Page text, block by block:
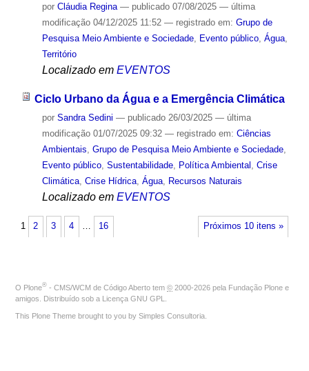
por Cláudia Regina — publicado07/08/2025 — última
modificação04/12/2025 11:52 — registrado em: Grupo de
Pesquisa Meio Ambiente e Sociedade, Evento público, Água,
Território
Localizado em EVENTOS
Ciclo Urbano da Água e a Emergência Climática
por Sandra Sedini — publicado26/03/2025 — última
modificação01/07/2025 09:32 — registrado em: Ciências
Ambientais, Grupo de Pesquisa Meio Ambiente e Sociedade,
Evento público, Sustentabilidade, Política Ambiental , Crise
Climática, Crise Hídrica, Água, Recursos Naturais
Localizado em EVENTOS
Próximos 10 itens »
1 2 3 4 … 16
O Plone® - CMS/WCM de Código Aberto tem © 2000-2026 pela Fundação Plone e
amigos. Distribuído sob a Licença GNU GPL
This Plone Theme brought to you by Simples Consultoria